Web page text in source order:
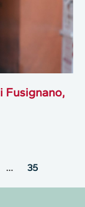
Fusignano,
… 35